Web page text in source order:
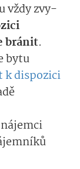
vždyzvy­
bránit.
bytu
k dispozici